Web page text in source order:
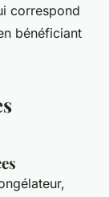
correspond
bénéficiant